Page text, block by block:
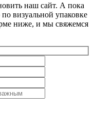
наш сайт. А пока
визуальной упаковке
ниже, и мы свяжемся